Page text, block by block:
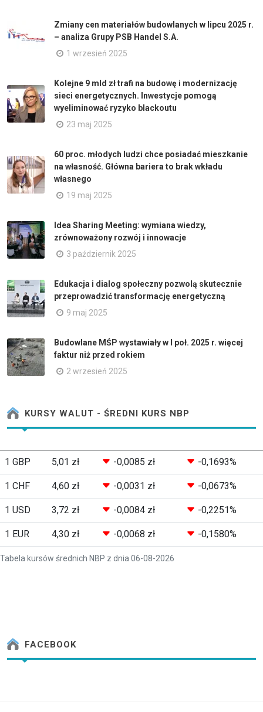
Zmiany cen materiałów budowlanych w lipcu 2025 r.
– analiza Grupy PSB Handel S.A.
1 wrzesień 2025
Kolejne 9 mld zł trafi na budowę i modernizację
sieci energetycznych. Inwestycje pomogą
wyeliminować ryzyko blackoutu
23 maj 2025
60 proc. młodych ludzi chce posiadać mieszkanie
na własność. Główna bariera to brak wkładu
własnego
19 maj 2025
Idea Sharing Meeting: wymiana wiedzy,
zrównoważony rozwój i innowacje
3 październik 2025
Edukacja i dialog społeczny pozwolą skutecznie
przeprowadzić transformację energetyczną
9 maj 2025
Budowlane MŚP wystawiały w I poł. 2025 r. więcej
faktur niż przed rokiem
2 wrzesień 2025
KURSY WALUT - ŚREDNI KURS NBP
Tabela kursów średnich NBP z dnia 06-08-2026
1 GBP 5,01 zł -0,0085 zł -0,1693%
1 CHF 4,60 zł -0,0031 zł -0,0673%
1 USD 3,72 zł -0,0084 zł -0,2251%
1 EUR 4,30 zł -0,0068 zł -0,1580%
FACEBOOK